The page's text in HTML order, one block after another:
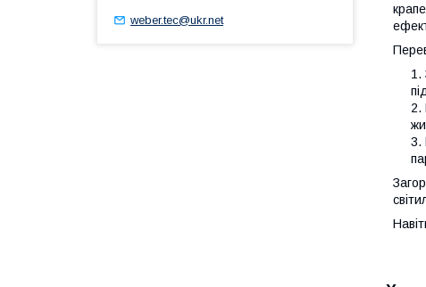
weber.tec@ukr.net